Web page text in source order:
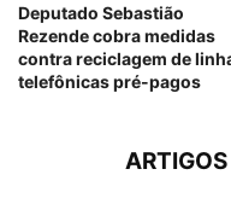
Deputado Sebastião
Rezende cobra medidas
contra reciclagem de
telefônicas pré-pagos